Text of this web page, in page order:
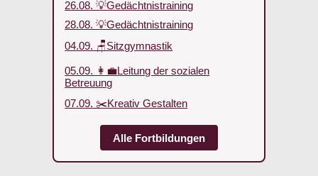
26.08. 💡Gedächtnistraining
28.08. 💡Gedächtnistraining
04.09. 🪑Sitzgymnastik
05.09. 👩‍💼Leitung der sozialen
Betreuung
07.09. ✂️Kreativ Gestalten
Alle Fortbildungen